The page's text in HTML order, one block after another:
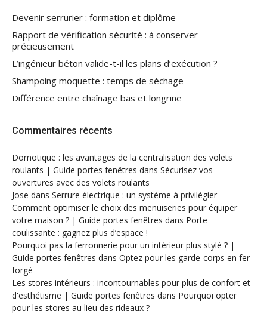
Devenir serrurier : formation et diplôme
Rapport de vérification sécurité : à conserver
précieusement
L’ingénieur béton valide-t-il les plans d’exécution ?
Shampoing moquette : temps de séchage
Différence entre chaînage bas et longrine
Commentaires récents
Domotique : les avantages de la centralisation des volets
roulants | Guide portes fenêtres dans Sécurisez vos
ouvertures avec des volets roulants
Jose dans Serrure électrique : un système à privilégier
Comment optimiser le choix des menuiseries pour équiper
votre maison ? | Guide portes fenêtres dans Porte
coulissante : gagnez plus d’espace !
Pourquoi pas la ferronnerie pour un intérieur plus stylé ? |
Guide portes fenêtres dans Optez pour les garde-corps en fer
forgé
Les stores intérieurs : incontournables pour plus de confort et
d'esthétisme | Guide portes fenêtres dans Pourquoi opter
pour les stores au lieu des rideaux ?